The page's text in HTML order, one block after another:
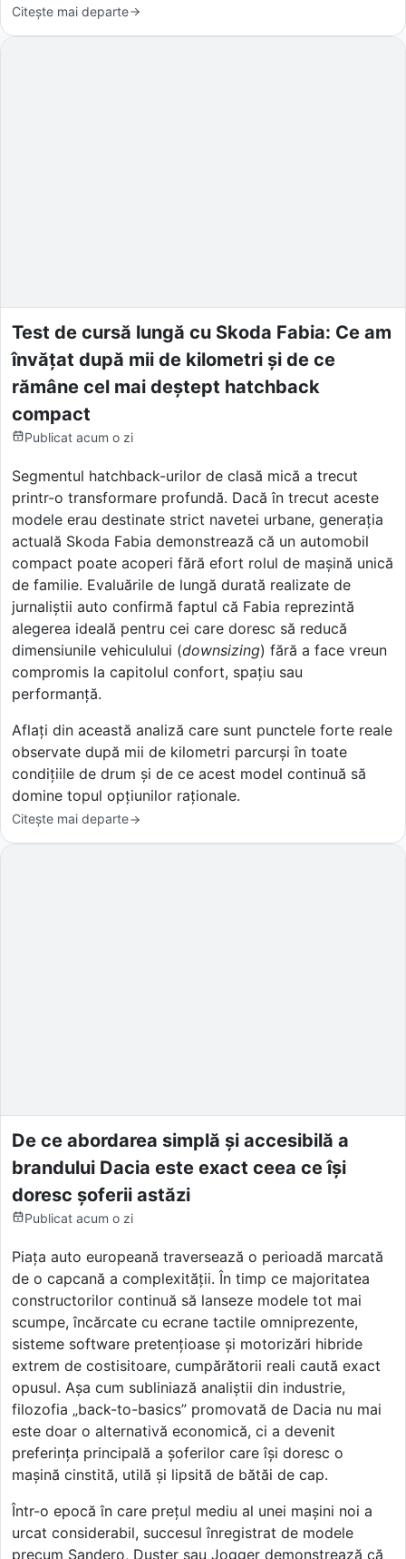
Citește mai departe
Test de cursă lungă cu Skoda Fabia: Ce am
învățat după mii de kilometri și de ce
rămâne cel mai deștept hatchback
compact
Publicat acum o zi
Segmentul hatchback-urilor de clasă mică a trecut
printr-o transformare profundă. Dacă în trecut aceste
modele erau destinate strict navetei urbane, generația
actuală Skoda Fabia demonstrează că un automobil
compact poate acoperi fără efort rolul de mașină unică
de familie. Evaluările de lungă durată realizate de
jurnaliștii auto confirmă faptul că Fabia reprezintă
alegerea ideală pentru cei care doresc să reducă
dimensiunile vehiculului (downsizing) fără a face vreun
compromis la capitolul confort, spațiu sau
performanță.
Aflați din această analiză care sunt punctele forte reale
observate după mii de kilometri parcurși în toate
condițiile de drum și de ce acest model continuă să
domine topul opțiunilor raționale.
Citește mai departe
De ce abordarea simplă și accesibilă a
brandului Dacia este exact ceea ce își
doresc șoferii astăzi
Publicat acum o zi
Piața auto europeană traversează o perioadă marcată
de o capcană a complexității. În timp ce majoritatea
constructorilor continuă să lanseze modele tot mai
scumpe, încărcate cu ecrane tactile omniprezente,
sisteme software pretențioase și motorizări hibride
extrem de costisitoare, cumpărătorii reali caută exact
opusul. Așa cum subliniază analiștii din industrie,
filozofia „back-to-basics” promovată de Dacia nu mai
este doar o alternativă economică, ci a devenit
preferința principală a șoferilor care își doresc o
mașină cinstită, utilă și lipsită de bătăi de cap.
Într-o epocă în care prețul mediu al unei mașini noi a
urcat considerabil, succesul înregistrat de modele
precum Sandero, Duster sau Jogger demonstrează că